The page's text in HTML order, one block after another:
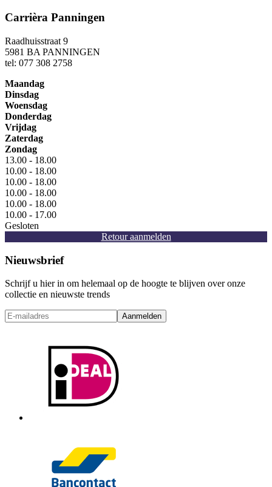
Carrièra Panningen
Raadhuisstraat 9
5981 BA PANNINGEN
tel: 077 308 2758
Maandag
Dinsdag
Woensdag
Donderdag
Vrijdag
Zaterdag
Zondag
13.00 - 18.00
10.00 - 18.00
10.00 - 18.00
10.00 - 18.00
10.00 - 18.00
10.00 - 17.00
Gesloten
Retour aanmelden
Nieuwsbrief
Schrijf u hier in om helemaal op de hoogte te blijven over onze
collectie en nieuwste trends
Aanmelden